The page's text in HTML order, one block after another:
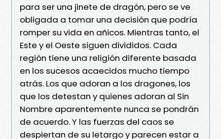
para ser una jinete de dragón, pero se ve
obligada a tomar una decisión que podría
romper su vida en añicos. Mientras tanto, el
Este y el Oeste siguen divididos. Cada
región tiene una religión diferente basada
en los sucesos acaecidos mucho tiempo
atrás. Los que adoran a los dragones, los
que los detestan y quienes adoran al Sin
Nombre aparentemente nunca se pondrán
de acuerdo. Y las fuerzas del caos se
despiertan de su letargo y parecen estar a